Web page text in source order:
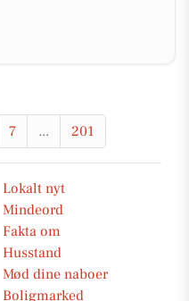
7 ... 201
Lokalt nyt
Mindeord
Fakta om
Husstand
Mød dine naboer
Boligmarked